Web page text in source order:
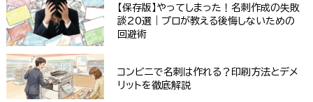
【保存版】やってしまった！名刺作成の失敗
談20選｜プロが教える後悔しないための
回避術
コンビニで名刺は作れる？印刷方法とデメ
リットを徹底解説